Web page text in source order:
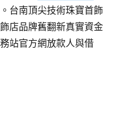
台南頂尖技術珠寶首飾
店品牌舊翻新真實資金
站官方網放款人與借